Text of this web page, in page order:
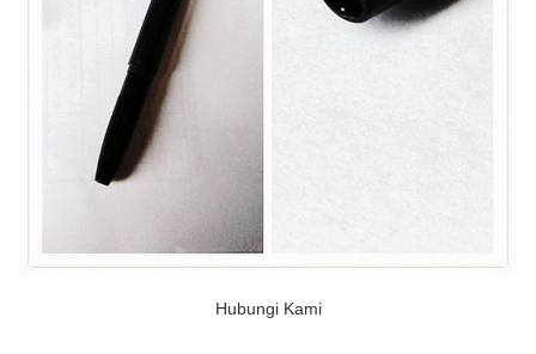
Hubungi Kami